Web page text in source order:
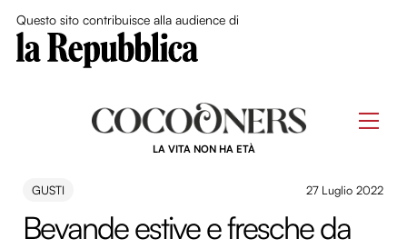
Questo sito contribuisce alla audience di
LA VITA NON HA ETÀ
GUSTI 27 Luglio 2022
Bevande estive e fresche da